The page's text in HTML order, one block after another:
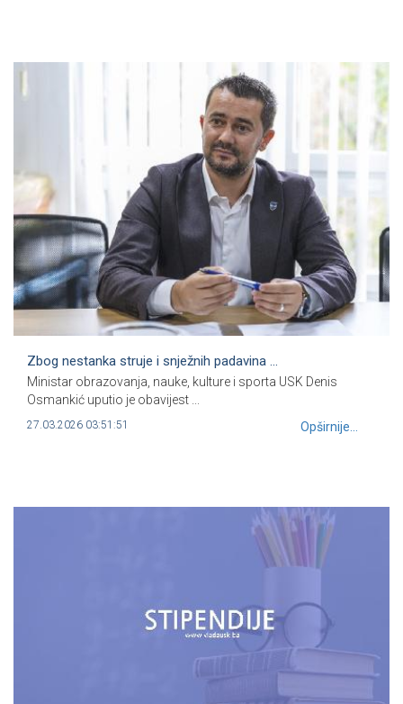
Zbog nestanka struje i snježnih padavina ...
Ministar obrazovanja, nauke, kulture i sporta USK Denis
Osmankić uputio je obavijest ...
27.03.2026 03:51:51 Opširnije...